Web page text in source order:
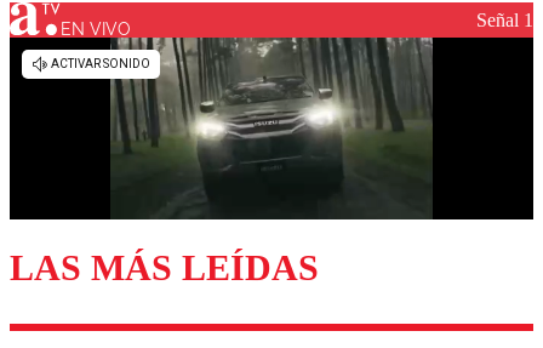
Los comentarios son moderados para garantizar un
diálogo respetuoso.
Enviar comentario
EN VIVO Señal 1
LAS MÁS LEÍDAS